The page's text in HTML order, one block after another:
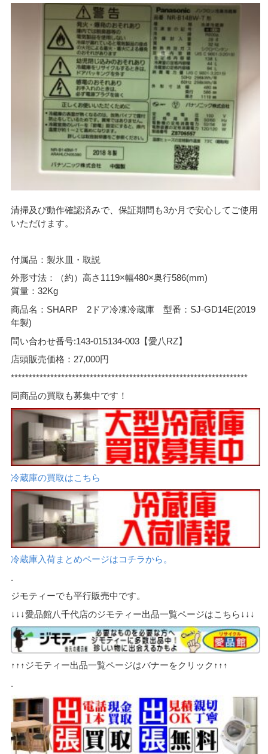
清掃及び動作確認済みで、保証期間も3か月で安心してご使用
いただけます。
付属品：製氷皿・取説
外形寸法：（約）高さ1119×幅480×奥行586(mm)
質量：32Kg
商品名：SHARP 2ドア冷凍冷蔵庫 型番：SJ-GD14E(2019
年製)
問い合わせ番号:143-015134‐003【愛八RZ】
店頭販売価格：27,000円
******************************************************************
同商品の買取も募集中です！
冷蔵庫の買取はこちら
冷蔵庫入荷まとめページはコチラから。
.
ジモティーでも平行販売中です。
↓↓↓愛品館八千代店のジモティー出品一覧ページはこちら↓↓↓
↑↑↑ジモティー出品一覧ページはバナーをクリック↑↑↑
.